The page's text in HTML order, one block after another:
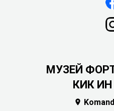
МУЗЕЙ
КИК ИН
